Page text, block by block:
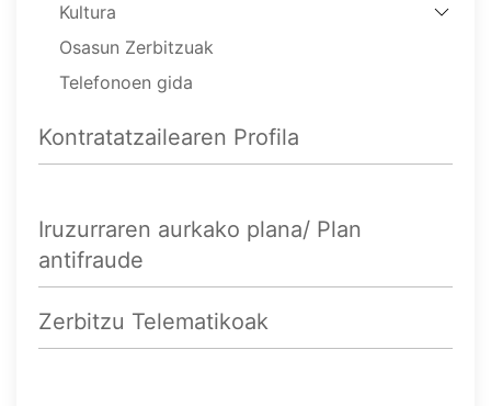
Kultura
Osasun Zerbitzuak
Telefonoen gida
Kontratatzailearen Profila
Iruzurraren aurkako plana/ Plan
antifraude
Zerbitzu Telematikoak